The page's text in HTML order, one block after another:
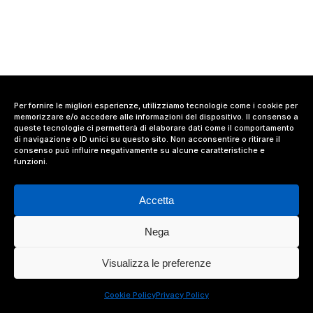
Per fornire le migliori esperienze, utilizziamo tecnologie come i cookie per
memorizzare e/o accedere alle informazioni del dispositivo. Il consenso a
queste tecnologie ci permetterà di elaborare dati come il comportamento
di navigazione o ID unici su questo sito. Non acconsentire o ritirare il
consenso può influire negativamente su alcune caratteristiche e
funzioni.
Accetta
Nega
Visualizza le preferenze
Cookie PolicyPrivacy Policy
© 2024 Value Relations Srl, All Rights Reserved.
instagram